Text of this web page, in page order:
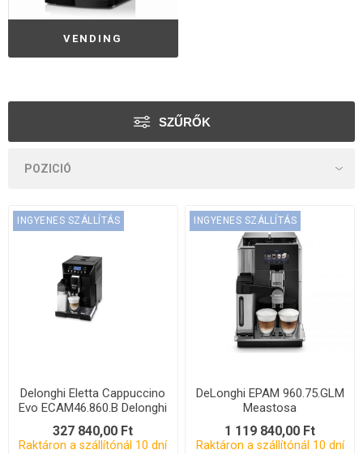
VENDING
SZŰRŐK
INGYENES SZÁLLÍTÁS
Delonghi Eletta Cappuccino
Evo ECAM46.860.B Delonghi
Eletta Cappuccino Evo
ECAM46.860.B
327 840,00 Ft
Raktáron a szállítónál 10 dní
INGYENES SZÁLLÍTÁS
DeLonghi EPAM 960.75.GLM
Meastosa
1 119 840,00 Ft
Raktáron a szállítónál 10 dní